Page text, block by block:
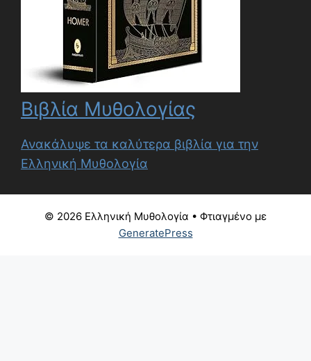
Βιβλία Μυθολογίας
Ανακάλυψε τα καλύτερα βιβλία για την
Ελληνική Μυθολογία
© 2026 Ελληνική Μυθολογία • Φτιαγμένο με
GeneratePress